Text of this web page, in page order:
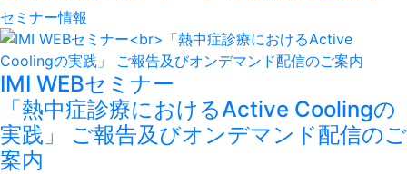
セミナー情報
IMI WEBセミナー
「熱中症診療におけるActive Coolingの
実践」 ご報告及びオンデマンド配信のご
案内